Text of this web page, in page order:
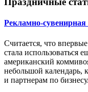
Рекламно-
Считается, что
стала использоваться
американский
небольшой календарь,
и партнерам по бизнесу.